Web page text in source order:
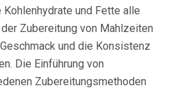
und Fette alle
Zubereitung von Mahlzeiten
und die Konsistenz
Die Einführung von
Zubereitungsmethoden